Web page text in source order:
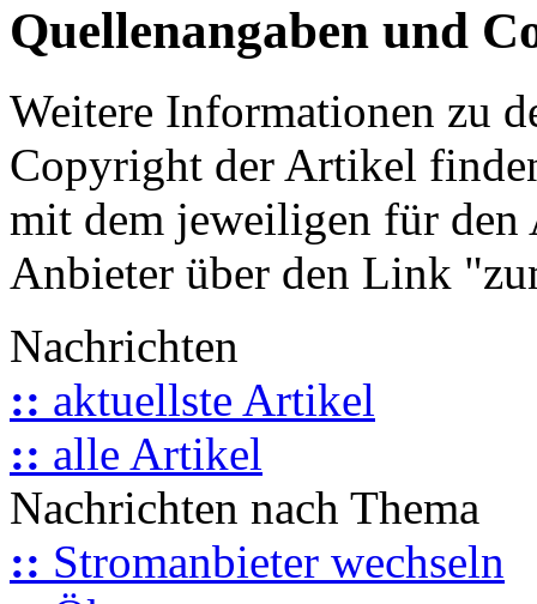
Quellenangaben und
Weitere Informationen zu
Copyright der Artikel
mit dem jeweiligen für
Anbieter über den Link
Nachrichten
:: aktuellste Artikel
:: alle Artikel
Nachrichten nach Thema
:: Stromanbieter wechseln